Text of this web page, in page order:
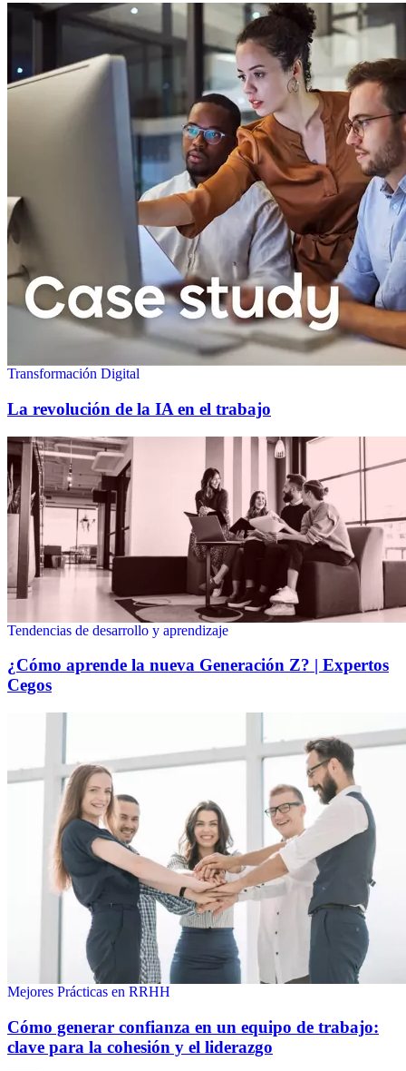
Transformación Digital
La revolución de la IA en el trabajo
Tendencias de desarrollo y aprendizaje
¿Cómo aprende la nueva Generación Z? | Expertos
Cegos
Mejores Prácticas en RRHH
Cómo generar confianza en un equipo de trabajo:
clave para la cohesión y el liderazgo